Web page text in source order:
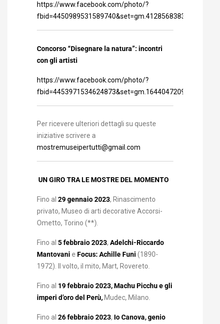
https://www.facebook.com/photo/?
fbid=4450989531589740&set=gm.4128568383907169
Concorso “Disegnare la natura”: incontri
con gli artisti
https://www.facebook.com/photo/?
fbid=4453971534624873&set=gm.1644047209119366
Per ricevere ulteriori dettagli su queste
iniziative scrivere a
mostremuseipertutti@gmail.com
UN GIRO TRA LE MOSTRE DEL MOMENTO
Fino al 29 gennaio 2023, Rinascimento
privato, Museo di arti decorative Accorsi-
Ometto, Torino (**).
Fino al 5 febbraio 2023, Adelchi-Riccardo
Mantovani e Focus: Achille Funi (1890-
1972). Il volto, il mito, Mart, Rovereto.
Fino al 19 febbraio 2023, Machu Picchu e gli
imperi d’oro del Perù,Mudec, Milano.
Fino al 26 febbraio 2023, Io Canova, genio